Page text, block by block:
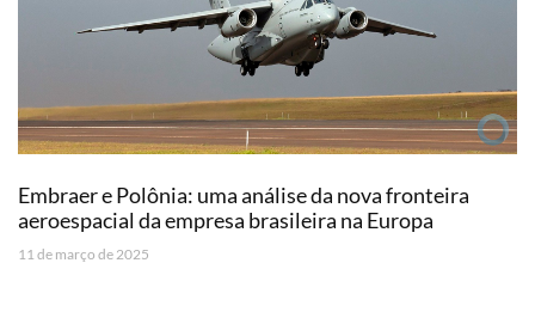
Embraer e Polônia: uma análise da nova fronteira
aeroespacial da empresa brasileira na Europa
11 de março de 2025